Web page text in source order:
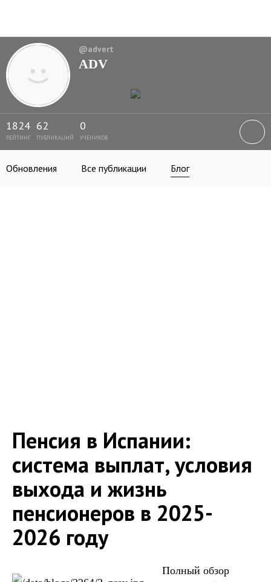
@advert
ADV
1824
РЕЙТИНГ
62
ПУБЛИКАЦИЙ
0
УЧЕНИКОВ
Обновления Все публикации Блог
Пенсия в Испании:
система выплат, условия
выхода и жизнь
пенсионеров в 2025-
2026 году
Полный обзор